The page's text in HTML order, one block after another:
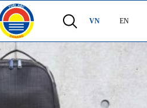
VN EN